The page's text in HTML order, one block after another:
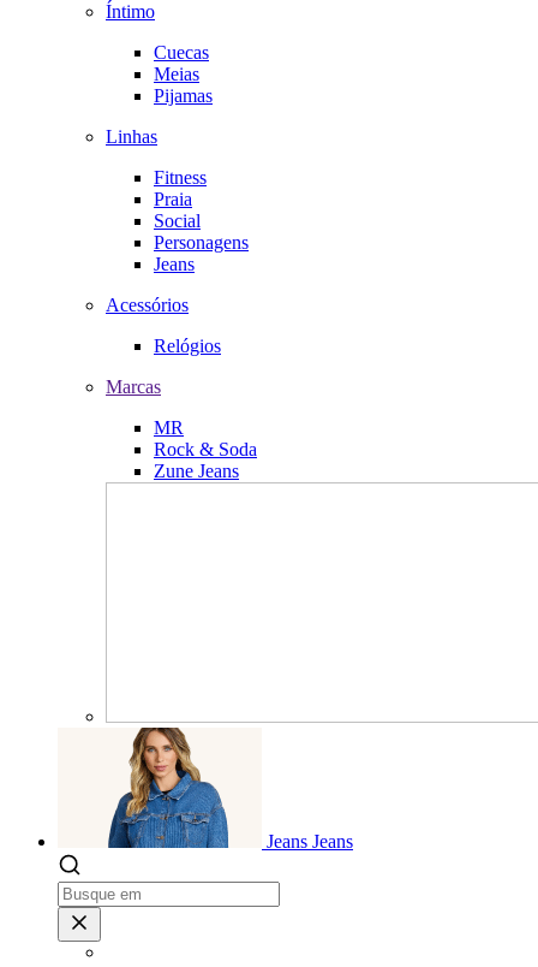
Íntimo
Cuecas
Meias
Pijamas
Linhas
Fitness
Praia
Social
Personagens
Jeans
Acessórios
Relógios
Marcas
MR
Rock & Soda
Zune Jeans
Jeans Jeans